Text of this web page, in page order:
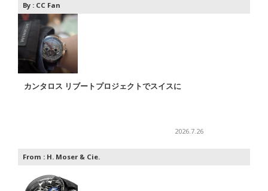
By : CC Fan
カンタロス リブートプロジェクトでスイスに
2026.7.26
From : H. Moser & Cie.